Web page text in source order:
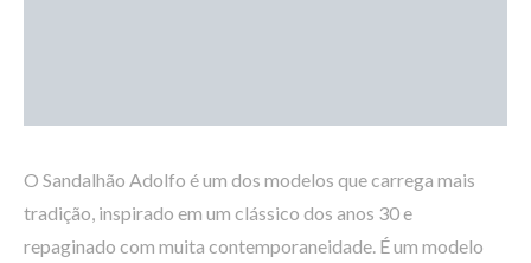
O Sandalhão Adolfo é um dos modelos que carrega mais
tradição, inspirado em um clássico dos anos 30 e
repaginado com muita contemporaneidade. É um modelo